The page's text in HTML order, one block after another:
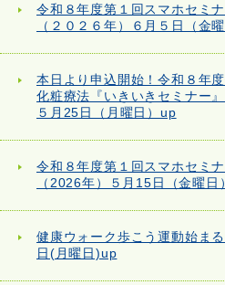
令和８年度第１回スマホセ
（２０２６年）６月５日（金
本日より申込開始！令和８年
化粧療法『いきいきセミナー
５月25日（月曜日）up
令和８年度第１回スマホセミ
（2026年）５月15日（金曜日
健康ウォーク歩こう運動始ま
日(月曜日)up